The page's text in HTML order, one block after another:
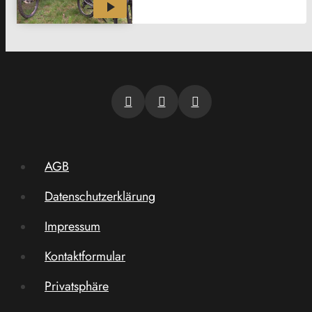
AGB
Datenschutzerklärung
Impressum
Kontaktformular
Privatsphäre